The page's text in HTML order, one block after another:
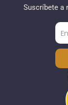
Suscríbete a